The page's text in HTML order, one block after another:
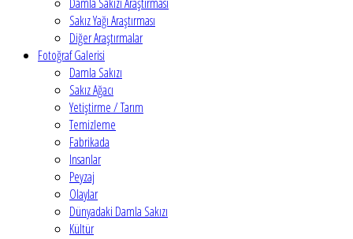
Damla Sakızı Araştırması
Sakız Yağı Araştırması
Diğer Araştırmalar
Fotoğraf Galerisi
Damla Sakızı
Sakız Ağacı
Yetiştirme / Tarım
Temizleme
Fabrikada
Insanlar
Peyzaj
Olaylar
Dünyadaki Damla Sakızı
Kültür